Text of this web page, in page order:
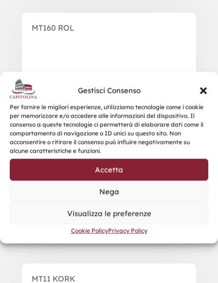
Gestisci Consenso
Per fornire le migliori esperienze, utilizziamo tecnologie come i cookie
per memorizzare e/o accedere alle informazioni del dispositivo. Il
consenso a queste tecnologie ci permetterà di elaborare dati come il
comportamento di navigazione o ID unici su questo sito. Non
acconsentire o ritirare il consenso può influire negativamente su
alcune caratteristiche e funzioni.
Accetta
Nega
Visualizza le preferenze
Cookie PolicyPrivacy Policy
MT160 ROL
MT11 KORK